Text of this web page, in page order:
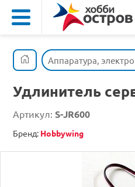
Аппаратура,
Удлинитель
Артикул: S-JR600
Бренд: Hobbywing